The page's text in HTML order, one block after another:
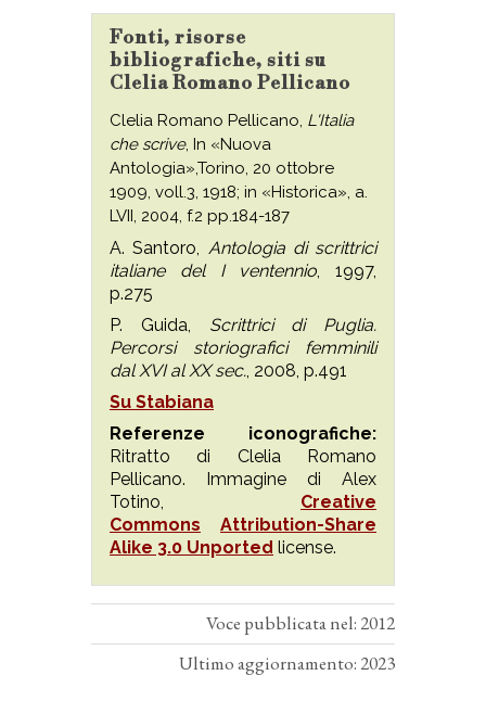
Fonti, risorse
bibliografiche, siti su
Clelia Romano Pellicano
Clelia Romano Pellicano, L'Italia
che scrive, In «Nuova
Antologia»,Torino, 20 ottobre
1909, voll.3, 1918; in «Historica», a.
LVII, 2004, f.2 pp.184-187
A. Santoro, Antologia di scrittrici
italiane del I ventennio, 1997,
p.275
P. Guida, Scrittrici di Puglia.
Percorsi storiografici femminili
dal XVI al XX sec., 2008, p.491
Su Stabiana
Referenze iconografiche:
Ritratto di Clelia Romano
Pellicano. Immagine di Alex
Totino, Creative
Commons
Attribution-Share
Alike 3.0 Unported license.
Voce pubblicata nel: 2012
Ultimo aggiornamento: 2023